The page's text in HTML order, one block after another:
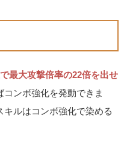
最大攻撃倍率の22倍を出せ
ンボ強化を発動できま
ルはコンボ強化で染める